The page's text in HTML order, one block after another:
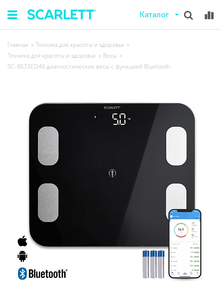
Каталог
Главная
Техника для красоты и здоровья
Техника для красоты и здоровья
Весы
SC-BS33ED46 диагностические весы с функцией Bluetooth